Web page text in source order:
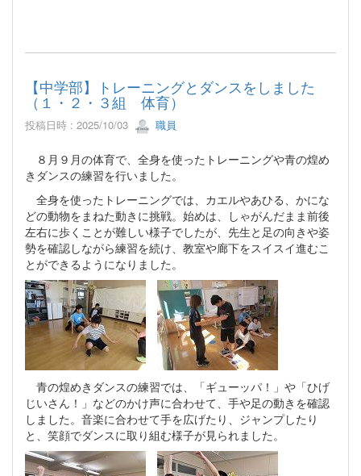
【中学部】トレーニングとダンスをしました
（１・２・３組 体育）
投稿日時 : 2025/10/03 職員
８月９月の体育で、全身を使ったトレーニングや青の煌め
きダンスの練習を行いました。
全身を使ったトレーニングでは、カエルやあひる、かにな
どの動物をまねた動きに挑戦。始めは、しゃがんだまま前後
左右に歩くことが難しい様子でしたが、先生と足の向きや姿
勢を確認しながら練習を続け、教室や廊下をスイスイ進むこ
とができるようになりました。
青の煌めきダンスの練習では、「ギューッパ！」や「ひげ
じいさん！」などのかけ声に合わせて、手や足の動きを確認
しました。音楽に合わせて手を広げたり、ジャンプしたり
と、笑顔でダンスに取り組む様子が見られました。